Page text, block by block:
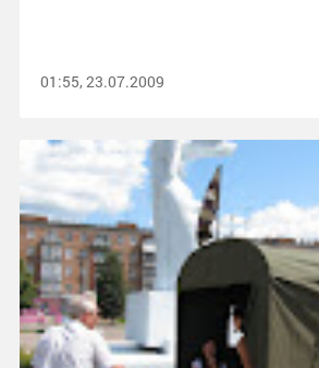
01:55, 23.07.2009